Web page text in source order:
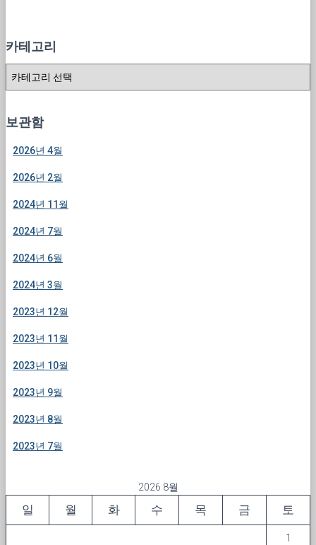
카테고리
리
보관함
2026년 4월
2026년 2월
2024년 11월
2024년 7월
2024년 6월
2024년 3월
2023년 12월
2023년 11월
2023년 10월
2023년 9월
2023년 8월
2023년 7월
2026 8월
일 월 화 수 목 금 토
1